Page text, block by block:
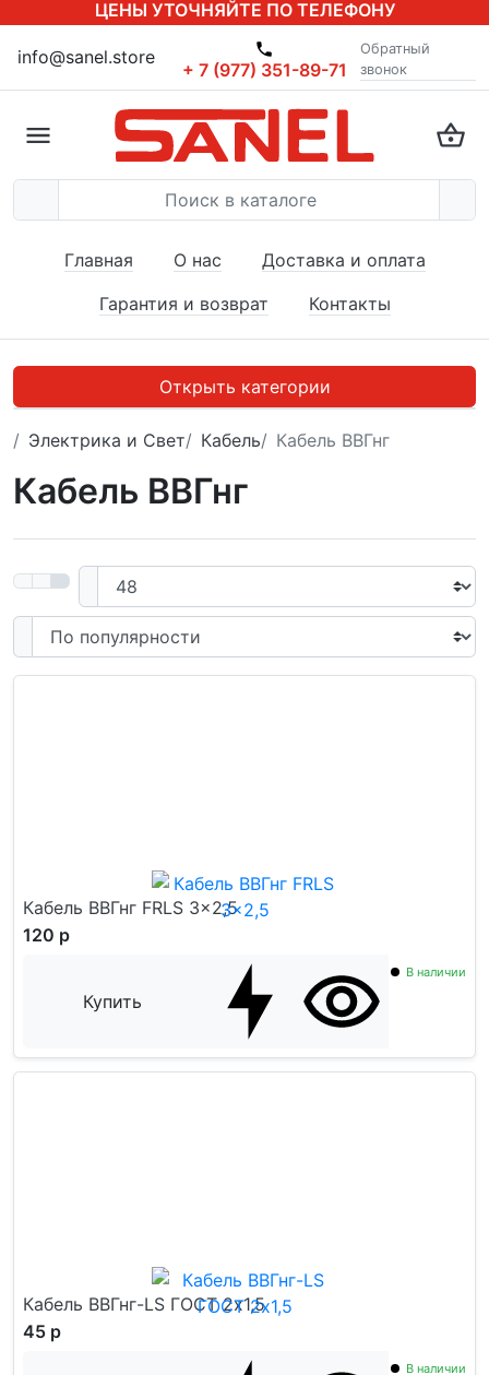
ЦЕНЫ УТОЧНЯЙТЕ ПО ТЕЛЕФОНУ
info@sanel.store
+ 7 (977) 351-89-71
Обратный
звонок
Главная О нас
Доставка и оплата
Гарантия и возврат
Контакты
Открыть категории
Электрика и Свет Кабель Кабель ВВГнг
Кабель ВВГнг
Кабель ВВГнг FRLS 3x2,5
120 р
Купить
В наличии
Кабель ВВГнг-LS ГОСТ 2x1,5
45 р
В наличии